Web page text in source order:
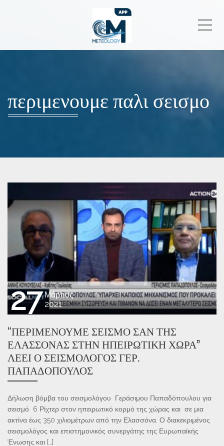
περιμενουμε παλι σεισμο
27 Μάρτιος
2021
“ΠΕΡΙΜΈΝΟΥΜΕ ΣΕΙΣΜΌ ΣΑΝ ΤΗΣ
ΕΛΑΣΣΌΝΑΣ ΣΤΗΝ ΗΠΕΙΡΩΤΙΚΉ ΧΏΡΑ”
ΛΈΕΙ Ο ΣΕΙΣΜΟΛΌΓΟΣ ΓΕΡ.
ΠΑΠΑΔΌΠΟΥΛΟΣ
Δήλωση βόμβα του σεισμολόγου Γεράσιμου Παπαδόπουλου για
σεισμό 6 Ρίχτερ στον ηπειρωτικό κορμό της χώρας και σε μια
ακτίνα έως 350 χιλιομέτρων από την Ελασσόνα. Ο διακεκριμένος
σεισμολόγος και επιστημονικός συνεργάτης της Ευρωπαϊκής
Ένωσης και […]